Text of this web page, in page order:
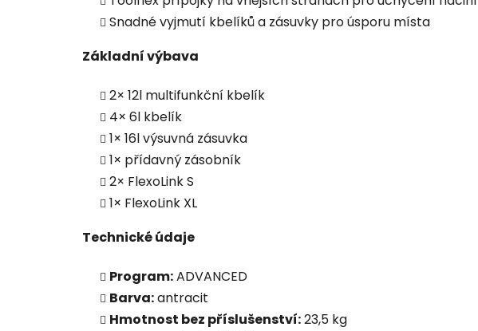
Snadné vyjmutí kbelíků a zásuvky pro úsporu místa
Základní výbava
2× 12l multifunkční kbelík
4× 6l kbelík
1× 16l výsuvná zásuvka
1× přídavný zásobník
2× FlexoLink S
1× FlexoLink XL
Technické údaje
Program:ADVANCED
Barva:antracit
Hmotnost bez příslušenství:23,5 kg